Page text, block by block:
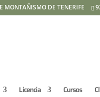
MONTAÑISMO DE TENERIFE
Licencia Cursos